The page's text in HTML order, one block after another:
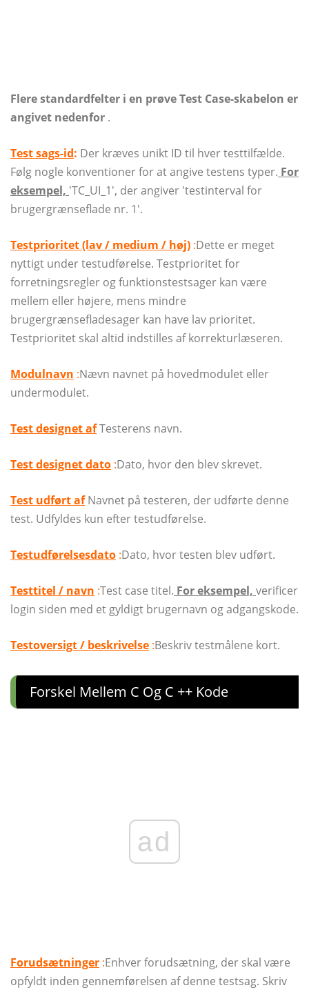
Flere standardfelter i en prøve Test Case-skabelon er
angivet nedenfor .
Test sags-id: Der kræves unikt ID til hver testtilfælde.
Følg nogle konventioner for at angive testens typer. For
eksempel, 'TC_UI_1', der angiver 'testinterval for
brugergrænseflade nr. 1'.
Testprioritet (lav / medium / høj) :Dette er meget
nyttigt under testudførelse. Testprioritet for
forretningsregler og funktionstestsager kan være
mellem eller højere, mens mindre
brugergrænsefladesager kan have lav prioritet.
Testprioritet skal altid indstilles af korrekturlæseren.
Modulnavn :Nævn navnet på hovedmodulet eller
undermodulet.
Test designet afTesterens navn.
Test designet dato :Dato, hvor den blev skrevet.
Test udført af Navnet på testeren, der udførte denne
test. Udfyldes kun efter testudførelse.
Testudførelsesdato :Dato, hvor testen blev udført.
Testtitel / navn :Test case titel. For eksempel, verificer
login siden med et gyldigt brugernavn og adgangskode.
Testoversigt / beskrivelse :Beskriv testmålene kort.
Forskel Mellem C Og C ++ Kode
ad
Forudsætninger :Enhver forudsætning, der skal være
opfyldt inden gennemførelsen af ​​denne testsag. Skriv